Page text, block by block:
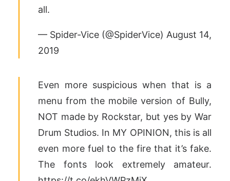
all.
— Spider-Vice (@SpiderVice) August 14,
2019
Even more suspicious when that is a
menu from the mobile version of Bully,
NOT made by Rockstar, but yes by War
Drum Studios. In MY OPINION, this is all
even more fuel to the fire that it’s fake.
The fonts look extremely amateur.